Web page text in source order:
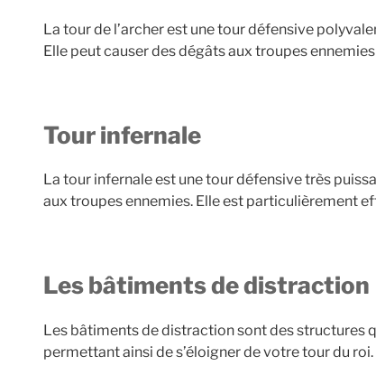
La tour de l’archer est une tour défensive
Elle peut causer des dégâts aux troupes
Tour infernale
La tour infernale est une tour défensive très
aux troupes ennemies. Elle est particulièrement
Les bâtiments de distraction
Les bâtiments de distraction sont des structures
permettant ainsi de s’éloigner de votre tour du roi.